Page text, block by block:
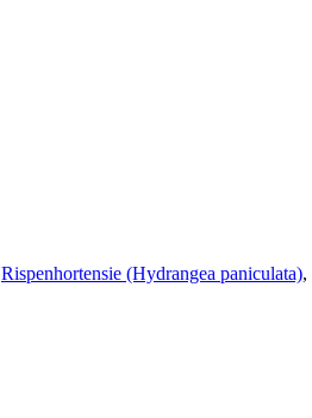
Rispenhortensie (Hydrangea paniculata),